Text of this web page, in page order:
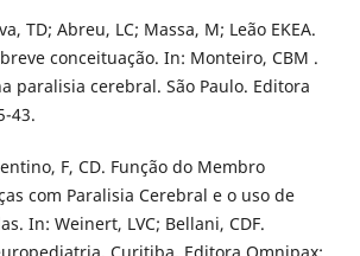
TD; Abreu, LC; Massa, M; Leão EKEA.
conceituação. In: Monteiro, CBM .
paralisia cerebral. São Paulo. Editora
43.
F, CD. Função do Membro
com Paralisia Cerebral e o uso de
In: Weinert, LVC; Bellani, CDF.